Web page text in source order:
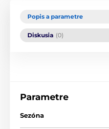
Popis a parametre
Diskusia (0)
Parametre
Sezóna